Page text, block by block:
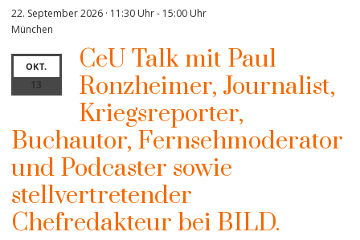
22. September 2026 · 11:30 Uhr- 15:00 Uhr
München
OKT.
13
CeU Talk mit Paul
Ronzheimer, Journalist,
Kriegsreporter,
Buchautor, Fernsehmoderator
und Podcaster sowie
stellvertretender
Chefredakteur bei BILD.